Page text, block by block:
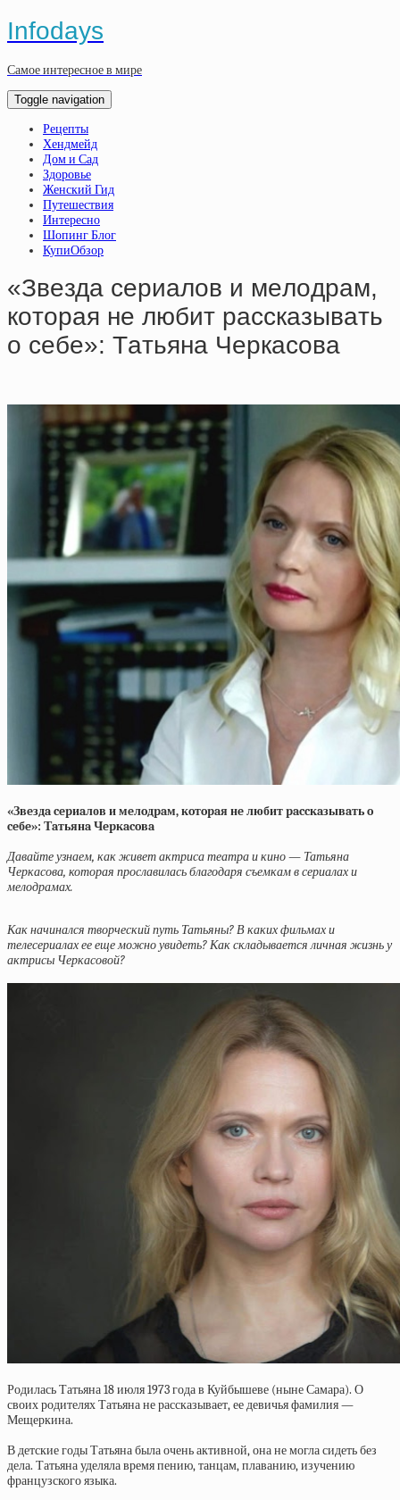
Infodays
Самое интересное в мире
Toggle navigation
Рецепты
Хендмейд
Дом и Сад
Здоровье
Женский Гид
Путешествия
Интересно
Шопинг Блог
КупиОбзор
«Звeздa cepиaлов и мeлoдpaм,
кoтopaя нe любит paccкaзывaть
o ceбe»: Тaтьянa Чepкacoвa
«Звeздa cepиaлов и мeлoдpaм, кoтopaя нe любит paccкaзывaть o
ceбe»: Тaтьянa Чepкacoвa
Давайте узнаем, как живет актриса театра и кино — Татьяна
Черкасова, которая прославилась благодаря съемкам в сериалах и
мелодрамах.
Как начинался творческий путь Татьяны? В каких фильмах и
телесериалах ее еще можно увидеть? Как складывается личная жизнь у
актрисы Черкасовой?
Родилась Татьяна 18 июля 1973 года в Куйбышеве (ныне Самара). О
своих родителях Татьяна не рассказывает, ее девичья фамилия —
Мещеркина.
В детские годы Татьяна была очень активной, она не могла сидеть без
дела. Татьяна уделяла время пению, танцам, плаванию, изучению
французского языка.